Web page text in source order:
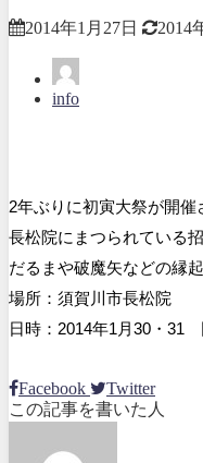
2014年1月27日 2014
info
2年ぶりに初寅大祭が開催
長松院にまつられている
だるまや破魔矢などの縁
場所：須賀川市長松院
日時：2014年1月30・31
Facebook
Twitter
この記事を書いた人